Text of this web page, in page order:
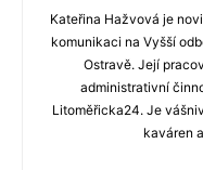
Kateřina Hažvová je
komunikaci na Vyšší
Ostravě. Její
administrativní
Litoměřicka24. Je
kaváren